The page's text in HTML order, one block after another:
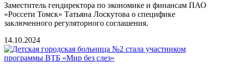
Заместитель гендиректора по экономике и финансам ПАО
«Россети Томск» Татьяна Лоскутова о специфике
заключенного регуляторного соглашения.
14.10.2024